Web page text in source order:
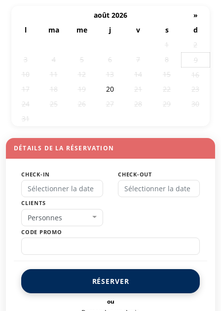
août 2026
»
l
ma me j v s
d
1
2
3
4 5 6 7 8
9
10
11 12 13 14 15
16
17
18 19 20 21 22
23
24
25 26 27 28 29
30
31
DÉTAILS DE LA RÉSERVATION
CHECK-IN CHECK-OUT
CLIENTS
Personnes
CODE PROMO
RÉSERVER
ou